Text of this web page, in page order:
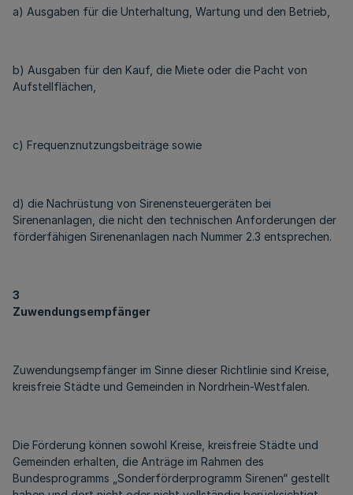
a) Ausgaben für die Unterhaltung, Wartung und den Betrieb,
b) Ausgaben für den Kauf, die Miete oder die Pacht von
Aufstellflächen,
c) Frequenznutzungsbeiträge sowie
d) die Nachrüstung von Sirenensteuergeräten bei
Sirenenanlagen, die nicht den technischen Anforderungen der
förderfähigen Sirenenanlagen nach Nummer 2.3 entsprechen.
3
Zuwendungsempfänger
Zuwendungsempfänger im Sinne dieser Richtlinie sind Kreise,
kreisfreie Städte und Gemeinden in Nordrhein-Westfalen.
Die Förderung können sowohl Kreise, kreisfreie Städte und
Gemeinden erhalten, die Anträge im Rahmen des
Bundesprogramms „Sonderförderprogramm Sirenen“ gestellt